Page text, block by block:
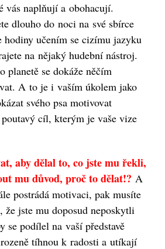
vás naplňují a obohacují.
dlouho do noci na své sbírce
hodiny učením se cizímu jazyku
na nějaký hudební nástroj.
planetě se dokáže něčím
A to je i vaším úkolem jako
svého psa motivovat
cíl, kterým je vaše vize
aby dělal to, co jste mu řekli,
mu důvod, proč to dělat!?A
postrádá motivaci, pak musíte
že jste mu doposud neposkytli
se podílel na vaší představě
tíhnou k radosti a utíkají